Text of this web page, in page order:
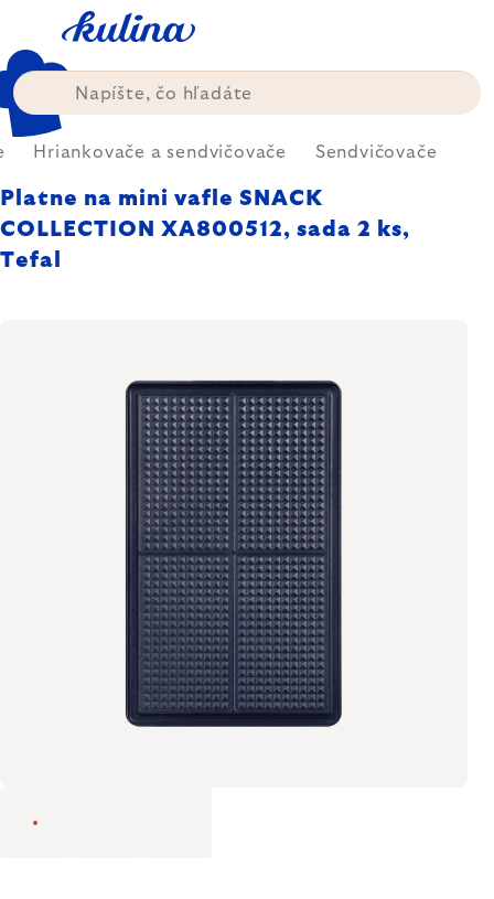
obsah
Hriankovače a sendvičovače Sendvičovače
Platne na mini vafle SNACK
COLLECTION XA800512, sada 2 ks,
Tefal